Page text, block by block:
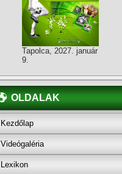
Tapolca, 2027. január
9.
OLDALAK
Kezdőlap
Videógaléria
Lexikon